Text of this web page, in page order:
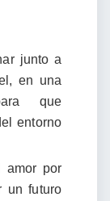
junto a
en una
que
entorno
amor por
un futuro